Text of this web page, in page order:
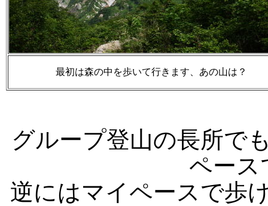
最初は森の中を歩いて行きます、あの山は？
グループ登山の長所で
ペース
逆にはマイペースで歩